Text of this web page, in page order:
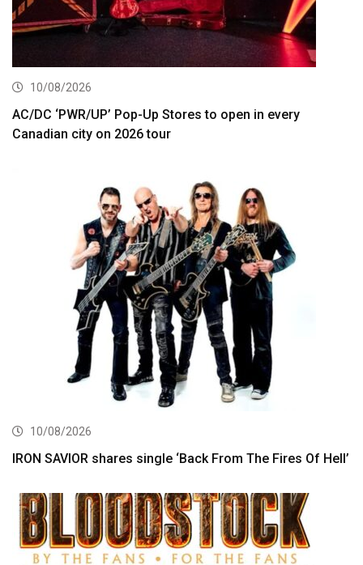
10/08/2026
AC/DC ‘PWR/UP’ Pop-Up Stores to open in every
Canadian city on 2026 tour
10/08/2026
IRON SAVIOR shares single ‘Back From The Fires Of Hell’